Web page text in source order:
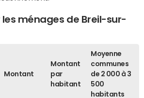
les ménages de Breil-sur-
Montant
Montant
par
habitant
Moyenne
communes
de 2 000 à 3
500
habitants